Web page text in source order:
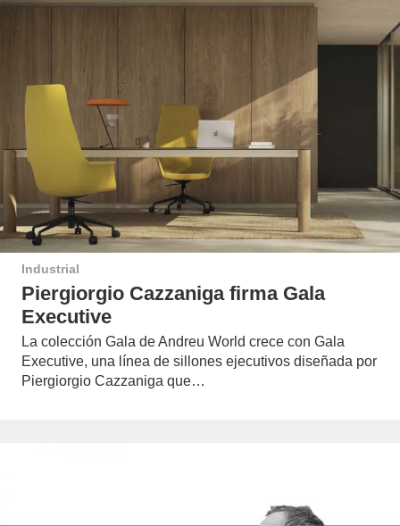
Industrial
Piergiorgio Cazzaniga firma Gala
Executive
La colección Gala de Andreu World crece con Gala
Executive, una línea de sillones ejecutivos diseñada por
Piergiorgio Cazzaniga que…